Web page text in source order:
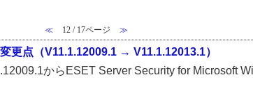
≪ 12 / 17ページ ≫
点（V11.1.12009.1 → V11.1.12013.1）
からESET Server Security for Microsoft